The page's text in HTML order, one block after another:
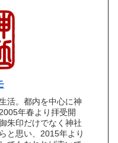
活。都内を中心に神
年春より拝受開
朱印だけでなく神社
と思い、2015年より